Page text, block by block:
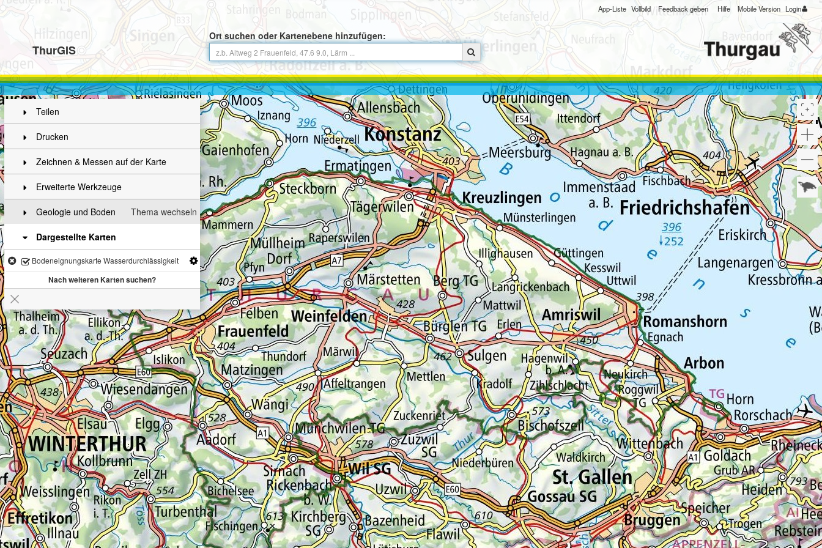
ThurGIS
Ort suchen oder Kartenebene hinzufügen:
App-Liste Vollbild Feedback geben Hilfe Mobile Version Login
Teilen
Drucken
Zeichnen & Messen auf der Karte
Erweiterte Werkzeuge
Thema wechseln
Geologie und Boden
Dargestellte Karten
Bodeneignungskarte Wasserdurchlässigkeit
Nach weiteren Karten suchen?